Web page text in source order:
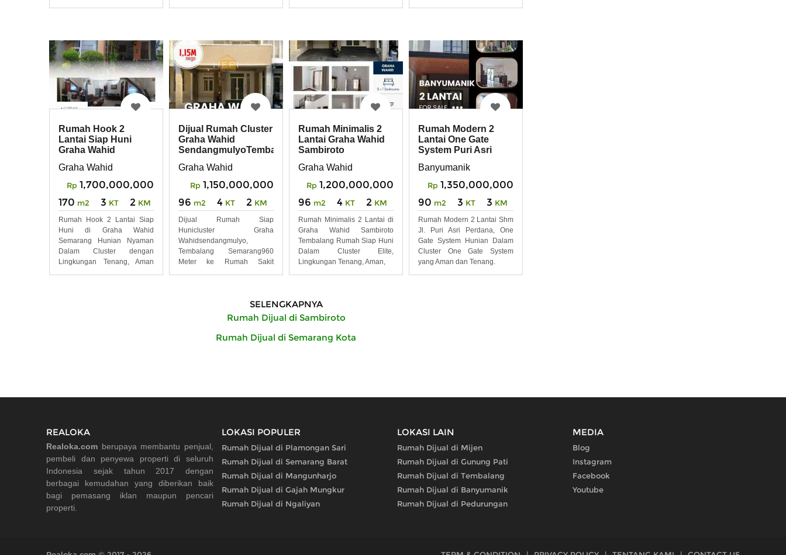
Rumah Hook 2
Lantai Siap Huni
Graha Wahid
Tembalang
Graha Wahid
Rp 1,700,000,000
170 m2 3 KT 2 KM
Rumah Hook 2 Lantai Siap
Huni di Graha Wahid
Semarang Hunian Nyaman
Dalam Cluster dengan
Lingkungan Tenang, Aman
Dijual Rumah Cluster
Graha Wahid
SendangmulyoTembalang
Graha Wahid
Rp 1,150,000,000
96 m2 4 KT 2 KM
Dijual Rumah Siap
Hunicluster Graha
Wahidsendangmulyo,
Tembalang Semarang960
Meter ke Rumah Sakit
Rumah Minimalis 2
Lantai Graha Wahid
Sambiroto
Graha Wahid
Rp 1,200,000,000
96 m2 4 KT 2 KM
Rumah Minimalis 2 Lantai di
Graha Wahid Sambiroto
Tembalang Rumah Siap Huni
Dalam Cluster Elite,
Lingkungan Tenang, Aman,
Rumah Modern 2
Lantai One Gate
System Puri Asri
Banyumanik
Banyumanik
Rp 1,350,000,000
90 m2 3 KT 3 KM
Rumah Modern 2 Lantai Shm
Jl. Puri Asri Perdana, One
Gate System Hunian Dalam
Cluster One Gate System
yang Aman dan Tenang.
SELENGKAPNYA
Rumah Dijual di Sambiroto
Rumah Dijual di Semarang Kota
REALOKA
Realoka.com berupaya membantu penjual,
pembeli dan penyewa properti di seluruh
Indonesia sejak tahun 2017 dengan
berbagai kemudahan yang diberikan baik
bagi pemasang iklan maupun pencari
properti.
LOKASI POPULER
Rumah Dijual di Plamongan Sari
Rumah Dijual di Semarang Barat
Rumah Dijual di Mangunharjo
Rumah Dijual di Gajah Mungkur
Rumah Dijual di Ngaliyan
LOKASI LAIN
Rumah Dijual di Mijen
Rumah Dijual di Gunung Pati
Rumah Dijual di Tembalang
Rumah Dijual di Banyumanik
Rumah Dijual di Pedurungan
MEDIA
Blog
Instagram
Facebook
Youtube